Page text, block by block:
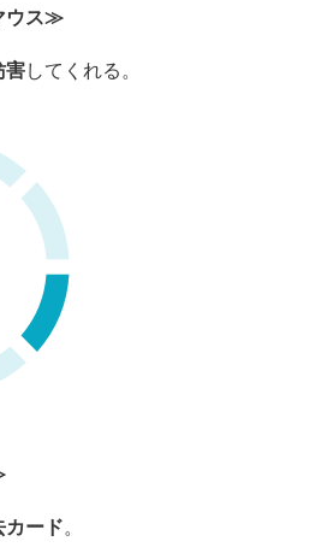
ウス≫
害してくれる。
ード。